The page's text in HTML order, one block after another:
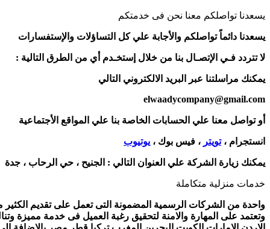
يسعدنا تواصلكم معنا نحن فى خدمتكم
يسعدنا دائماً تواصلكم والأجابة علي كل التساؤلات والإستفسارات
لا تتردد فـي الإتصـال بنا من خلال إستخـدم أي من الطرق التالية :
يمكنك مراسلتنا عبر البريد الالكتروني التالي
elwaadycompany@gmail.com
أو تواصل معنا علي الحسابات الخاصة بنا علي المواقع الأجتماعية
انستجرام ،تويتر ، فيس بوك ، يوتيوب
يمكنك زيارة الشركة علي العنوان التالي : الجنيح ، حي الرحاب ، جدة
خدمات منزلية متكاملة
واحدة من الشركات الرسمية المضمونة التى تعمل على تقديم الكثير
وتعتمد على المهارة والامنة لتحقيق رغبة العميل فى خدمة مميزة